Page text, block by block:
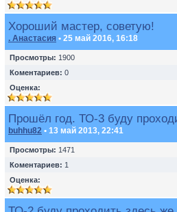
Хороший мастер, советую!
. Анастасия • 25 май 2016, 16:18
Просмотры: 1900
Коментариев: 0
Оценка:
Прошёл год. ТО-3 буду
buhhu82 • 13 май 2013, 22:41
Просмотры: 1471
Коментариев: 1
Оценка: